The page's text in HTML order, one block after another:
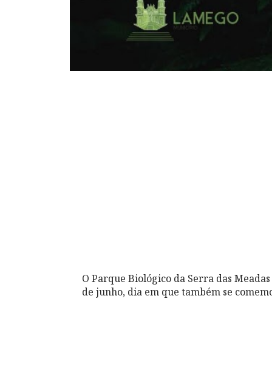
O Parque Biológico da Serra das
de junho, dia em que também se